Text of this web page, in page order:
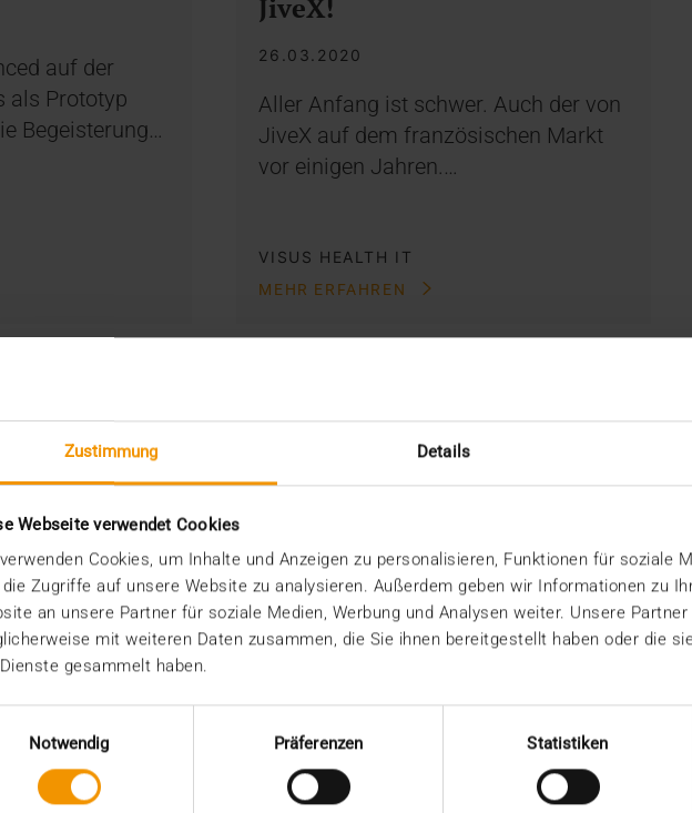
Zustimmung Details
Webseite verwendet Cookies
Cookies, um Inhalte und Anzeigen zu personalisieren, Funktionen für soziale
die Zugriffe auf unsere Website zu analysieren. Außerdem geben wir Informationen zu
an unsere Partner für soziale Medien, Werbung und Analysen weiter. Unsere
mit weiteren Daten zusammen, die Sie ihnen bereitgestellt haben oder die
gesammelt haben.
Notwendig
Präferenzen Statistiken
auf der
als Prototyp
Begeisterung…
JiveX!
26.03.2020
Aller Anfang ist schwer. Auch der von
JiveX auf dem französischen Markt
vor einigen Jahren.…
VISUS HEALTH IT
MEHR ERFAHREN
EVENTS